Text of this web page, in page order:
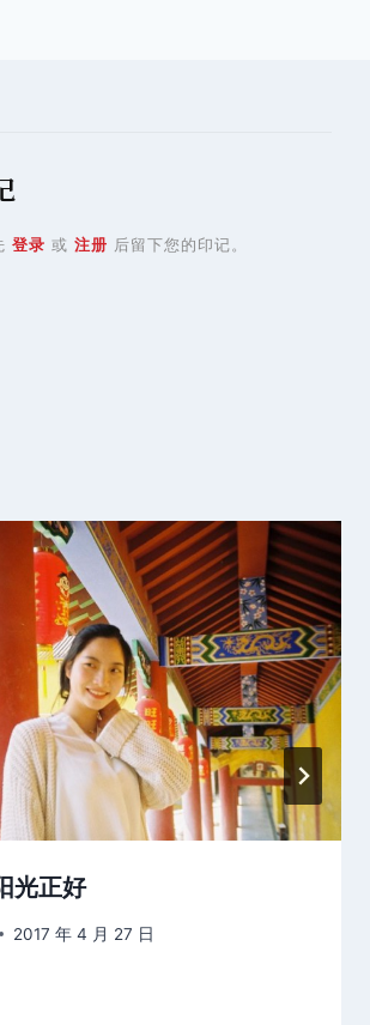
登录 或 注册 后留下您的印记。
光正好
2017 年 4 月 27 日